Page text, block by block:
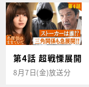
第4話 超戦慄展開
8月7日(金)放送分